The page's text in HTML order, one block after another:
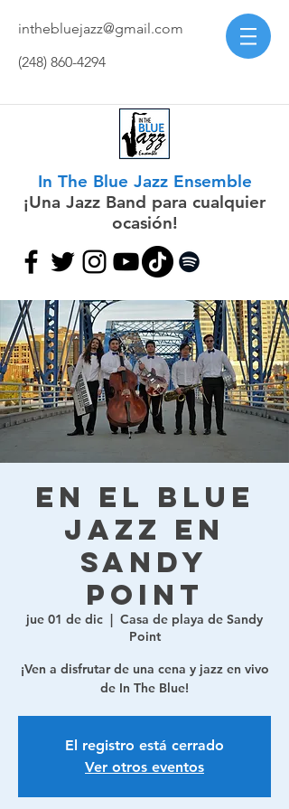
inthebluejazz@gmail.com
(248) 860-4294
In The Blue Jazz Ensemble
¡Una Jazz Band para cualquier
ocasión!
En el Blue
Jazz en
Sandy
Point
jue 01 de dic
  |
Casa de playa de Sandy
Point
¡Ven a disfrutar de una cena y jazz en vivo
de In The Blue!
El registro está cerrado
Ver otros eventos